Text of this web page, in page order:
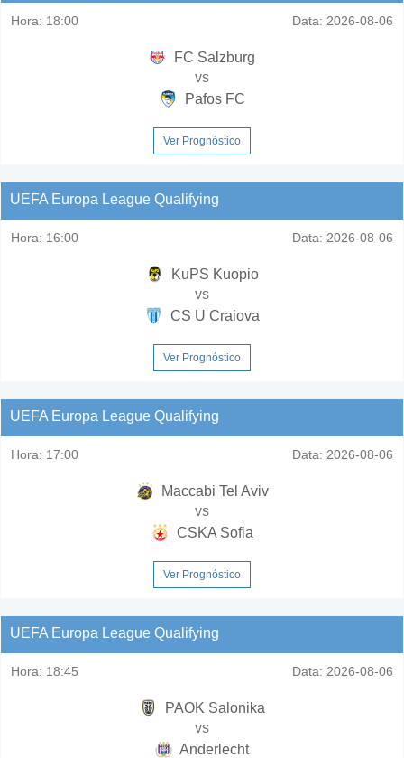
Hora: 18:00 Data: 2026-08-06
FC Salzburg
vs
Pafos FC
Ver Prognóstico
UEFA Europa League Qualifying
Hora: 16:00 Data: 2026-08-06
KuPS Kuopio
vs
CS U Craiova
Ver Prognóstico
UEFA Europa League Qualifying
Hora: 17:00 Data: 2026-08-06
Maccabi Tel Aviv
vs
CSKA Sofia
Ver Prognóstico
UEFA Europa League Qualifying
Hora: 18:45 Data: 2026-08-06
PAOK Salonika
vs
Anderlecht